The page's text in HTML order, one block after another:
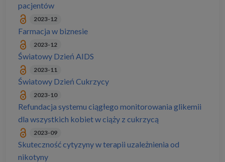
pacjentów
2023-12
Farmacja w biznesie
2023-12
Światowy Dzień AIDS
2023-11
Światowy Dzień Cukrzycy
2023-10
Refundacja systemu ciągłego monitorowania glikemii
dla wszystkich kobiet w ciąży z cukrzycą
2023-09
Skuteczność cytyzyny w terapii uzależnienia od
nikotyny